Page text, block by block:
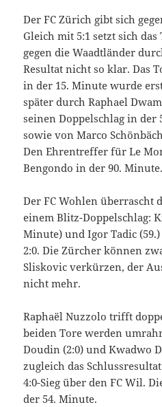
Der FC Zürich gibt sich
Gleich mit 5:1 setzt sich
gegen die Waadtländer
Resultat nicht so klar. Das
in der 15. Minute wurde
später durch Raphael
seinen Doppelschlag in der
sowie von Marco
Den Ehrentreffer für Le
Bengondo in der 90. Minute.
Der FC Wohlen überrascht
einem Blitz-Doppelschlag:
Minute) und Igor Tadic
2:0. Die Zürcher können
Sliskovic verkürzen, der
nicht mehr.
Raphaël Nuzzolo trifft
beiden Tore werden
Doudin (2:0) und Kwadwo
zugleich das
4:0-Sieg über den FC Wil.
der 54. Minute.